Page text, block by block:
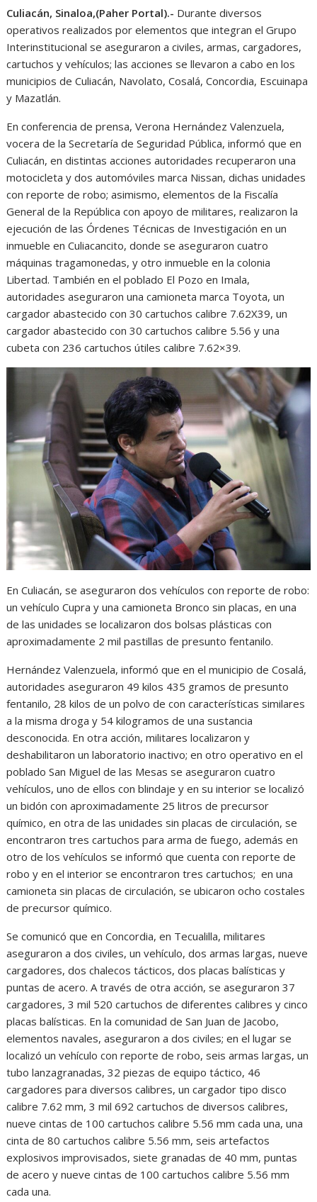
Culiacán, Sinaloa,(Paher Portal).- Durante diversos
operativos realizados por elementos que integran el Grupo
Interinstitucional se aseguraron a civiles, armas, cargadores,
cartuchos y vehículos; las acciones se llevaron a cabo en los
municipios de Culiacán, Navolato, Cosalá, Concordia, Escuinapa
y Mazatlán.
En conferencia de prensa, Verona Hernández Valenzuela,
vocera de la Secretaría de Seguridad Pública, informó que en
Culiacán, en distintas acciones autoridades recuperaron una
motocicleta y dos automóviles marca Nissan, dichas unidades
con reporte de robo; asimismo, elementos de la Fiscalía
General de la República con apoyo de militares, realizaron la
ejecución de las Órdenes Técnicas de Investigación en un
inmueble en Culiacancito, donde se aseguraron cuatro
máquinas tragamonedas, y otro inmueble en la colonia
Libertad. También en el poblado El Pozo en Imala,
autoridades aseguraron una camioneta marca Toyota, un
cargador abastecido con 30 cartuchos calibre 7.62X39, un
cargador abastecido con 30 cartuchos calibre 5.56 y una
cubeta con 236 cartuchos útiles calibre 7.62×39.
En Culiacán, se aseguraron dos vehículos con reporte de robo:
un vehículo Cupra y una camioneta Bronco sin placas, en una
de las unidades se localizaron dos bolsas plásticas con
aproximadamente 2 mil pastillas de presunto fentanilo.
Hernández Valenzuela, informó que en el municipio de Cosalá,
autoridades aseguraron 49 kilos 435 gramos de presunto
fentanilo, 28 kilos de un polvo de con características similares
a la misma droga y 54 kilogramos de una sustancia
desconocida. En otra acción, militares localizaron y
deshabilitaron un laboratorio inactivo; en otro operativo en el
poblado San Miguel de las Mesas se aseguraron cuatro
vehículos, uno de ellos con blindaje y en su interior se localizó
un bidón con aproximadamente 25 litros de precursor
químico, en otra de las unidades sin placas de circulación, se
encontraron tres cartuchos para arma de fuego, además en
otro de los vehículos se informó que cuenta con reporte de
robo y en el interior se encontraron tres cartuchos; en una
camioneta sin placas de circulación, se ubicaron ocho costales
de precursor químico.
Se comunicó que en Concordia, en Tecualilla, militares
aseguraron a dos civiles, un vehículo, dos armas largas, nueve
cargadores, dos chalecos tácticos, dos placas balísticas y
puntas de acero. A través de otra acción, se aseguraron 37
cargadores, 3 mil 520 cartuchos de diferentes calibres y cinco
placas balísticas. En la comunidad de San Juan de Jacobo,
elementos navales, aseguraron a dos civiles; en el lugar se
localizó un vehículo con reporte de robo, seis armas largas, un
tubo lanzagranadas, 32 piezas de equipo táctico, 46
cargadores para diversos calibres, un cargador tipo disco
calibre 7.62 mm, 3 mil 692 cartuchos de diversos calibres,
nueve cintas de 100 cartuchos calibre 5.56 mm cada una, una
cinta de 80 cartuchos calibre 5.56 mm, seis artefactos
explosivos improvisados, siete granadas de 40 mm, puntas
de acero y nueve cintas de 100 cartuchos calibre 5.56 mm
cada una.